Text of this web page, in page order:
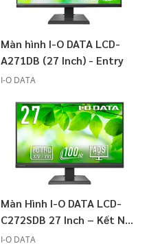
Màn hình I-O DATA LCD-
A271DB (27 Inch) - Entry
I-O DATA
Màn Hình I-O DATA LCD-
C272SDB 27 Inch – Kết Nối
USB-C
I-O DATA